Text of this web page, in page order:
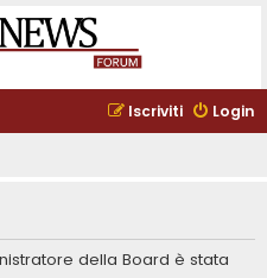
Login
Iscriviti
della Board è stata